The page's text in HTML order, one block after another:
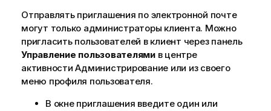
Отправлять приглашения по электронной почте
могут только администраторы клиента. Можно
пригласить пользователей в клиент через панель
Управление пользователямив центре
активностиАдминистрирование или из своего
меню профиля пользователя.
В окне приглашения введите один или